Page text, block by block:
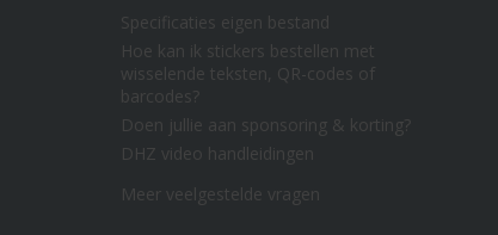
Specificaties eigen bestand
Hoe kan ik stickers bestellen met
wisselende teksten, QR-codes of
barcodes?
Doen jullie aan sponsoring & korting?
DHZ video handleidingen
Meer veelgestelde vragen